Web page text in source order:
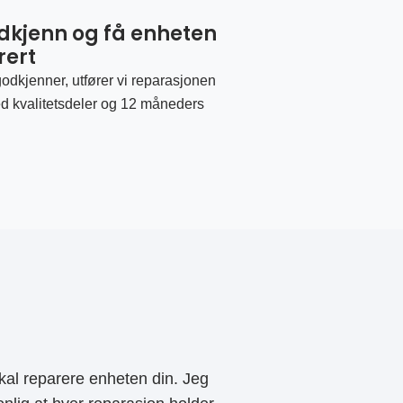
og få enheten
utfører vi reparasjonen
kvalitetsdeler og 12 måneders
reparere enheten din. Jeg